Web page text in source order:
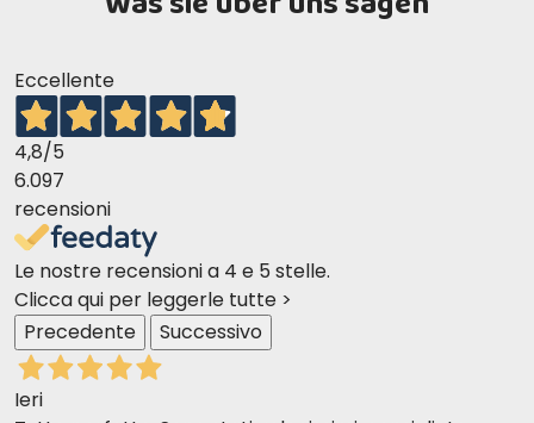
Gesundheit und Sicherheit
Konservierungsstoffe?
Nein, Monge Light mit Truthahn ist frei von künstlichen
Konservierungs- und Farbstoffen.
Ist es für kastrierte Katzen geeignet?
Ja, es ist ideal für kastrierte Katzen, die eine
kontrollierte Kalorienzufuhr benötigen.
Eccellente
4,8/5
6.097
recensioni
Le nostre recensioni a 4 e 5 stelle.
Clicca qui per leggerle tutte >
Precedente
Successivo
Ieri